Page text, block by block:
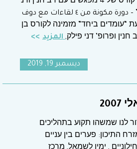
פילק “ما العمل الآن؟” – دورة مكونة من ٤ لقاءات مع دوف
“עומדים ביחד” מזמינה לקורס בן
المزيد
ديسمبر 19, 2019
ברור לנו שמשהו תקוע בתהליכים
התיכון: פערים בין עניים